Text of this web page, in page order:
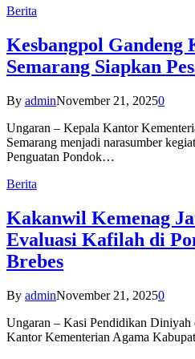
Berita
Kesbangpol Gandeng
Semarang Siapkan
By adminNovember 21, 20250
Ungaran – Kepala Kantor
Semarang menjadi narasumber
Penguatan Pondok…
Berita
Kakanwil Kemenag
Evaluasi Kafilah di
Brebes
By adminNovember 21, 20250
Ungaran – Kasi Pendidikan Diniyah
Kantor Kementerian Agama